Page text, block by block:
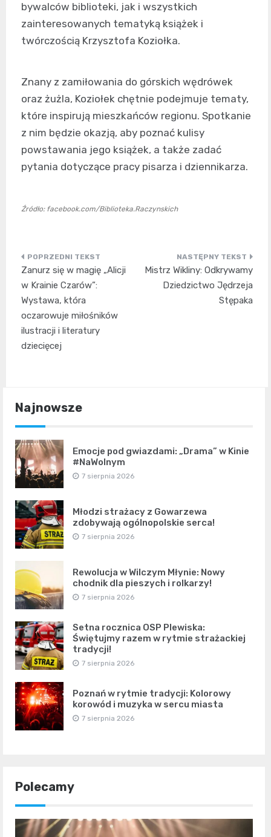
bywalców biblioteki, jak i wszystkich
zainteresowanych tematyką książek i
twórczością Krzysztofa Koziołka.
Znany z zamiłowania do górskich wędrówek
oraz żużla, Koziołek chętnie podejmuje tematy,
które inspirują mieszkańców regionu. Spotkanie
z nim będzie okazją, aby poznać kulisy
powstawania jego książek, a także zadać
pytania dotyczące pracy pisarza i dziennikarza.
Źródło: facebook.com/Biblioteka.Raczynskich
Nawigacja
wpisu
Zanurz się w magię „Alicji
w Krainie Czarów”:
Wystawa, która
oczarowuje miłośników
ilustracji i literatury
dziecięcej
Mistrz Wikliny: Odkrywamy
Dziedzictwo Jędrzeja
Stępaka
Najnowsze
Emocje pod gwiazdami: „Drama” w Kinie
#NaWolnym
7 sierpnia 2026
Młodzi strażacy z Gowarzewa
zdobywają ogólnopolskie serca!
7 sierpnia 2026
Rewolucja w Wilczym Młynie: Nowy
chodnik dla pieszych i rolkarzy!
7 sierpnia 2026
Setna rocznica OSP Plewiska:
Świętujmy razem w rytmie strażackiej
tradycji!
7 sierpnia 2026
Poznań w rytmie tradycji: Kolorowy
korowód i muzyka w sercu miasta
7 sierpnia 2026
Polecamy